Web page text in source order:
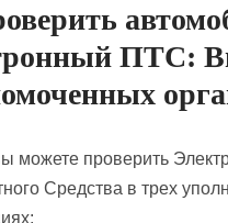
ПТС:
можете проверить
Средства в трех